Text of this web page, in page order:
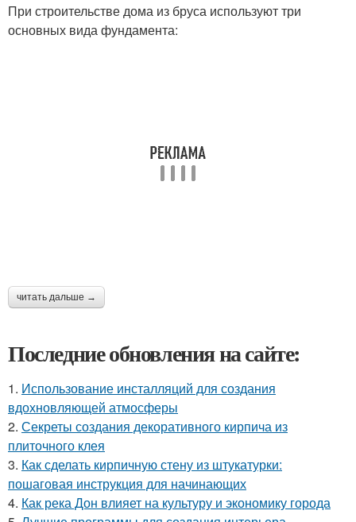
При строительстве дома из бруса используют три
основных вида фундамента:
читать дальше →
Последние обновления на сайте:
1. Использование инсталляций для создания
вдохновляющей атмосферы
2. Секреты создания декоративного кирпича из
плиточного клея
3. Как сделать кирпичную стену из штукатурки:
пошаговая инструкция для начинающих
4. Как река Дон влияет на культуру и экономику города